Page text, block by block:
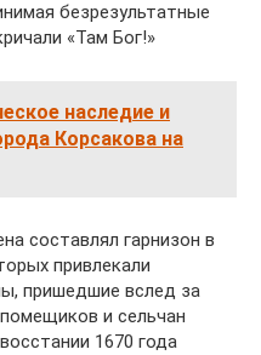
безрезультатные
«Там Бог!»
наследие и
Корсакова на
составлял гарнизон в
привлекали
пришедшие вслед за
и сельчан
1670 года